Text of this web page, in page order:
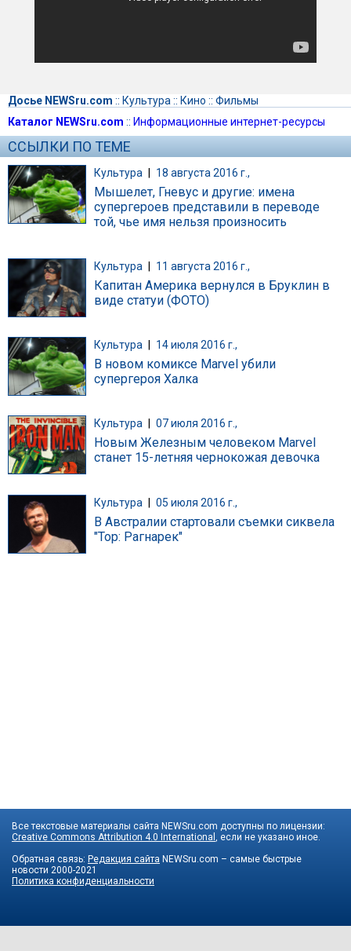
Досье NEWSru.com :: Культура :: Кино :: Фильмы
Каталог NEWSru.com :: Информационные интернет-ресурсы
ССЫЛКИ ПО ТЕМЕ
Культура | 18 августа 2016 г.,
Мышелет, Гневус и другие: имена
супергероев представили в переводе
той, чье имя нельзя произносить
Культура 11 августа 2016 г.,
Капитан Америка вернулся в Бруклин в
виде статуи (ФОТО)
Культура 14 июля 2016 г.,
В новом комиксе Marvel убили
супергероя Халка
Культура 07 июля 2016 г.,
Новым Железным человеком Marvel
станет 15-летняя чернокожая девочка
Культура | 05 июля 2016 г.,
В Австралии стартовали съемки сиквела
"Тор: Рагнарек"
Все текстовые материалы сайта NEWSru.com доступны по лицензии:
Creative Commons Attribution 4.0 International , если не указано иное.
Обратная связь: Редакция сайта NEWSru.com – самые быстрые
новости 2000-2021
Политика конфиденциальности